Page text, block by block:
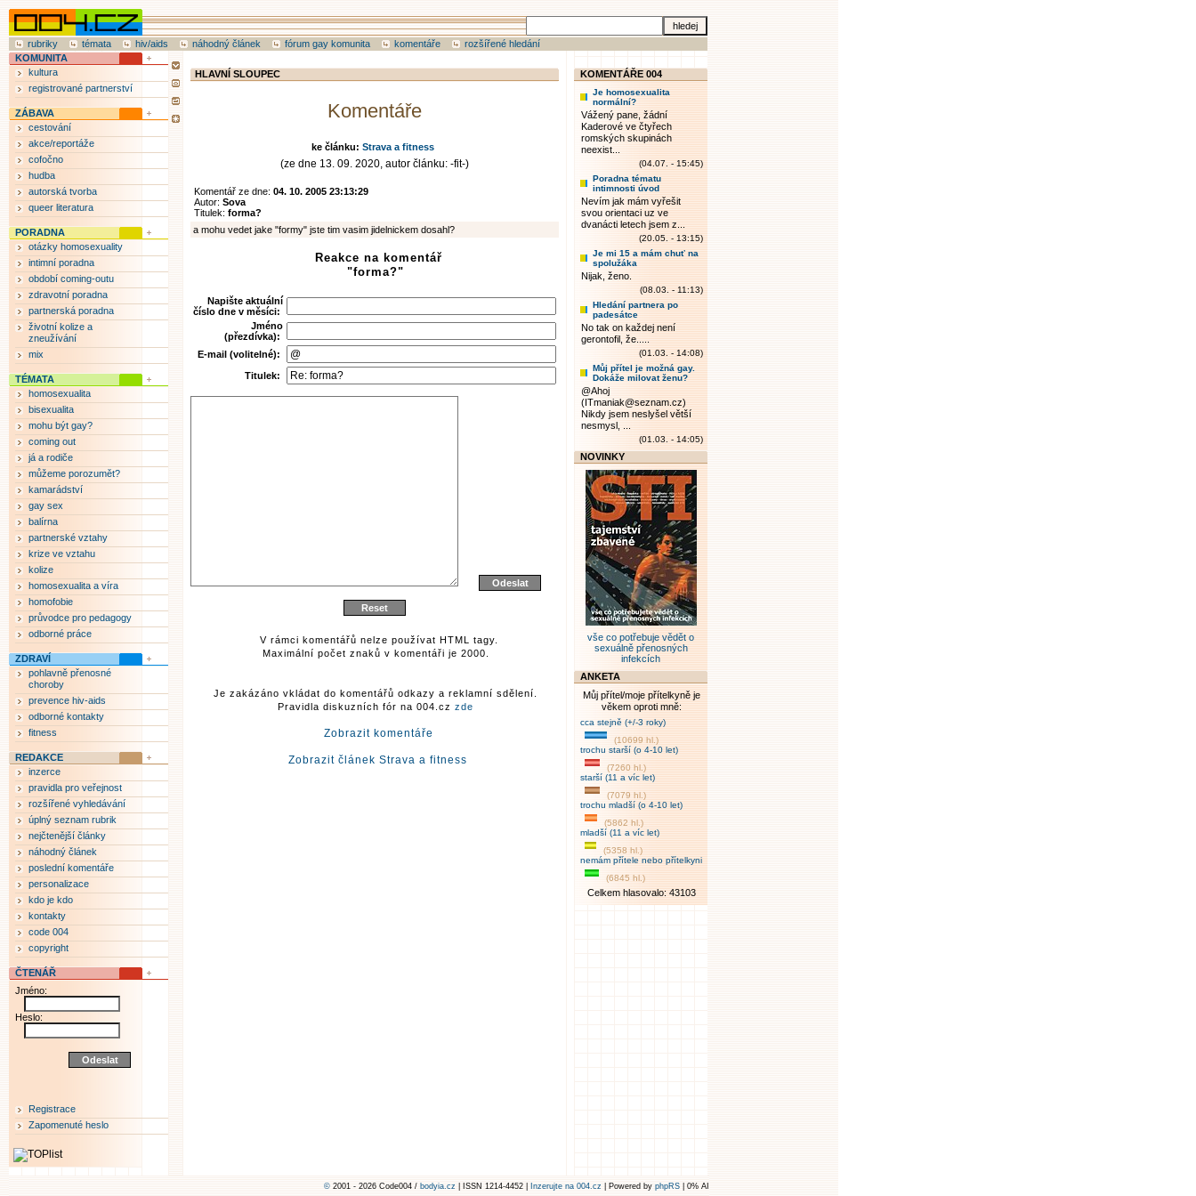
rubriky témata hiv/aids náhodný článek fórum gay komunita komentáře rozšířené hledání
HLAVNÍ SLOUPEC
Komentáře
ke článku: Strava a fitness
(ze dne 13. 09. 2020, autor článku: -fit-)
Komentář ze dne: 04. 10. 2005 23:13:29
Autor: Sova
Titulek: forma?
a mohu vedet jake "formy" jste tim vasim jidelnickem dosahl?
Reakce na komentář
"forma?"
Napište aktuální
číslo dne v měsíci:
Jméno
(přezdívka):
E-mail (volitelné):
Titulek:
V rámci komentářů nelze používat HTML tagy.
Maximální počet znaků v komentáři je 2000.
Je zakázáno vkládat do komentářů odkazy a reklamní sdělení.
Pravidla diskuzních fór na 004.cz zde
Zobrazit komentáře
Zobrazit článek Strava a fitness
KOMUNITA
kultura
registrované partnerství
ZÁBAVA
cestování
akce/reportáže
cofočno
hudba
autorská tvorba
queer literatura
PORADNA
otázky homosexuality
intimní poradna
období coming-outu
zdravotní poradna
partnerská poradna
životní kolize a
zneužívání
mix
TÉMATA
homosexualita
bisexualita
mohu být gay?
coming out
já a rodiče
můžeme porozumět?
kamarádství
gay sex
balírna
partnerské vztahy
krize ve vztahu
kolize
homosexualita a víra
homofobie
průvodce pro pedagogy
odborné práce
ZDRAVÍ
pohlavně přenosné
choroby
prevence hiv-aids
odborné kontakty
fitness
REDAKCE
inzerce
pravidla pro veřejnost
rozšířené vyhledávání
úplný seznam rubrik
nejčtenější články
náhodný článek
poslední komentáře
personalizace
kdo je kdo
kontakty
code 004
copyright
ČTENÁŘ
Jméno:
Heslo:
Registrace
Zapomenuté heslo
KOMENTÁŘE 004
Je homosexualita
normální?
Vážený pane, žádní
Kaderové ve čtyřech
romských skupinách
neexist...
(04.07. - 15:45)
Poradna tématu
intimnosti úvod
Nevím jak mám vyřešit
svou orientaci uz ve
dvanácti letech jsem z...
(20.05. - 13:15)
Je mi 15 a mám chuť na
spolužáka
Nijak, ženo.
(08.03. - 11:13)
Hledání partnera po
padesátce
No tak on každej není
gerontofil, že.....
(01.03. - 14:08)
Můj přítel je možná gay.
Dokáže milovat ženu?
@Ahoj
(ITmaniak@seznam.cz)
Nikdy jsem neslyšel větší
nesmysl, ...
(01.03. - 14:05)
NOVINKY
vše co potřebuje vědět o
sexuálně přenosných
infekcích
ANKETA
Můj přítel/moje přítelkyně je
věkem oproti mně:
cca stejně (+/-3 roky)
(10699 hl.)
trochu starší (o 4-10 let)
(7260 hl.)
starší (11 a víc let)
(7079 hl.)
trochu mladší (o 4-10 let)
(5862 hl.)
mladší (11 a víc let)
(5358 hl.)
nemám přítele nebo přítelkyni
(6845 hl.)
Celkem hlasovalo: 43103
© 2001 - 2026 Code004 / bodyia.cz | ISSN 1214-4452 | Inzerujte na 004.cz | Powered by phpRS | 0% AI